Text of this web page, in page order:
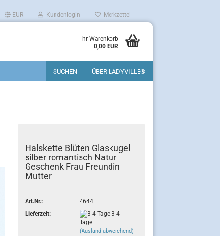
EUR Kundenlogin Merkzettel
Ihr Warenkorb
0,00 EUR
SUCHEN ÜBER LADYVILLE®
Halskette Blüten Glaskugel
silber romantisch Natur
Geschenk Frau Freundin
Mutter
Art.Nr.:
4644
Lieferzeit:
3-4
Tage
(Ausland abweichend)